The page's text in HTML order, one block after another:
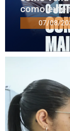
como
07/08/